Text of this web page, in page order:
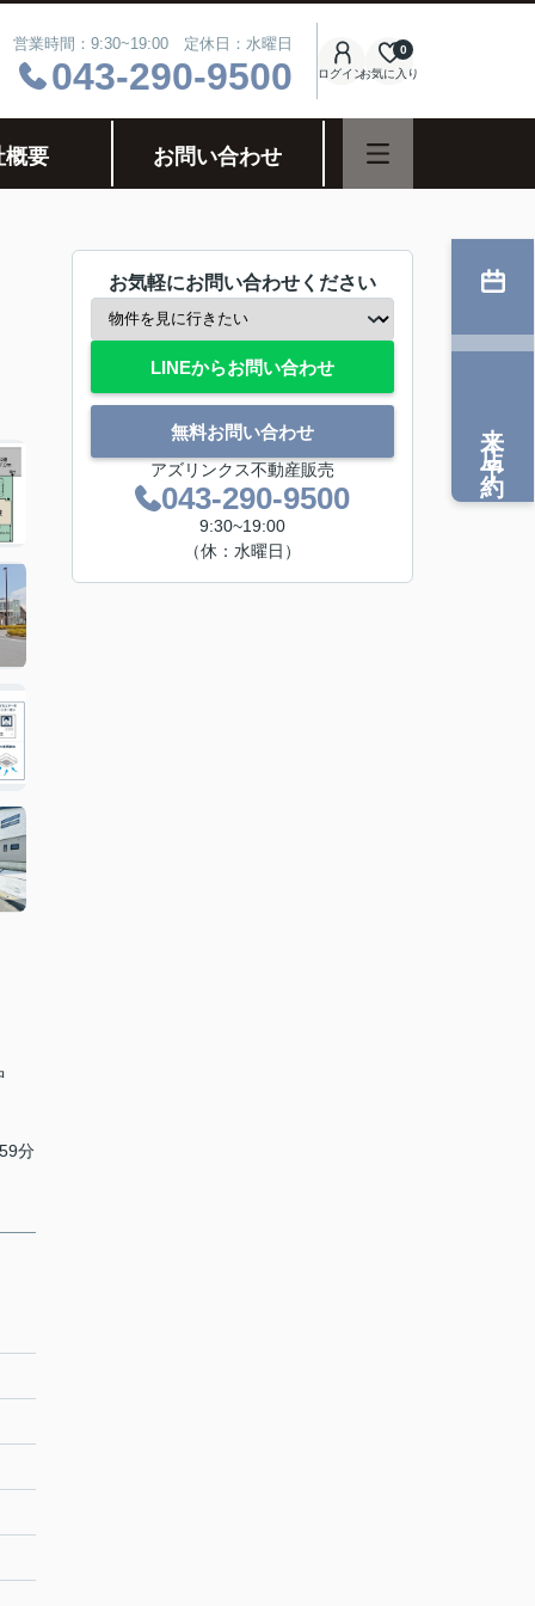
営業時間：9:30~19:00 定休日：水曜日
043-290-9500 ログインお気に入り
0
概要 お問い合わせ
分
お気軽にお問い合わせください
LINEからお問い合わせ
無料お問い合わせ
アズリンクス不動産販売
043-290-9500
9:30~19:00
（休：水曜日）
来店予約